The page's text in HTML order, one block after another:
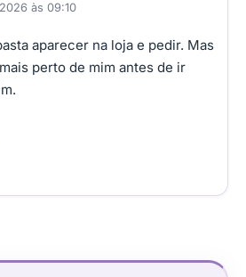
às 09:10
aparecer na loja e pedir. Mas
perto de mim antes de ir